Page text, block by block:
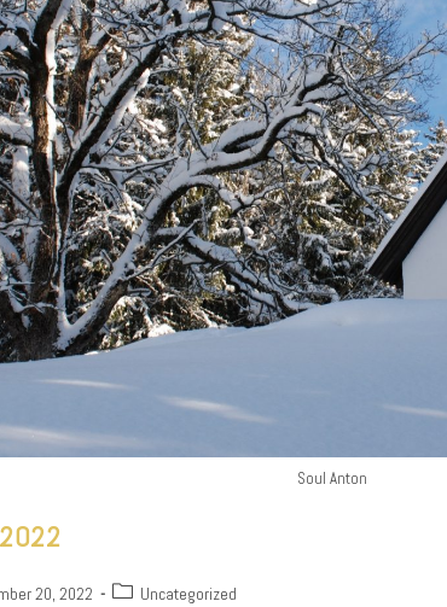
Soul Anton
20, 2022
Beitrags-Uncategorized